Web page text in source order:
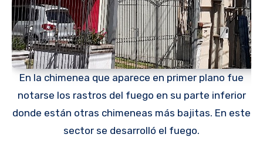
En la chimenea que aparece en primer plano fue
notarse los rastros del fuego en su parte inferior
donde están otras chimeneas más bajitas. En este
sector se desarrolló el fuego.